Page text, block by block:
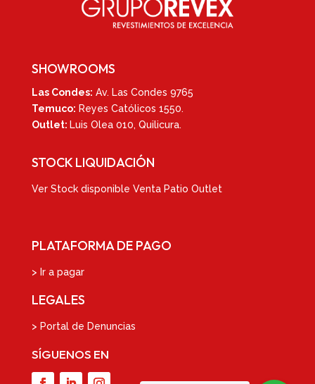
SHOWROOMS
Las Condes: Av. Las Condes 9765
Temuco: Reyes Católicos 1550.
Outlet: Luis Olea 010, Quilicura.
STOCK LIQUIDACIÓN
Ver Stock disponible Venta Patio Outlet
PLATAFORMA DE PAGO
> Ir a pagar
LEGALES
> Portal de Denuncias
SÍGUENOS EN